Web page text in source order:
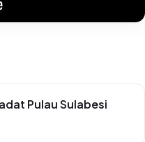
Pulau Sulabesi